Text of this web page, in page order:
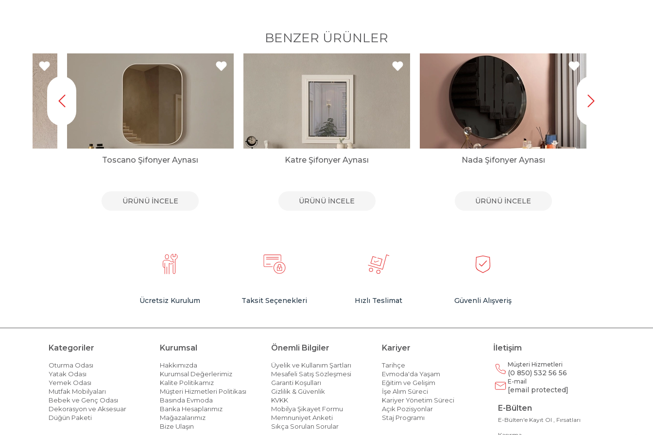
BENZER ÜRÜNLER
Toscano Şifonyer Aynası
ÜRÜNÜ İNCELE
Katre Şifonyer Aynası
ÜRÜNÜ İNCELE
Nada Şifonyer Aynası
ÜRÜNÜ İNCELE
Ücretsiz Kurulum Taksit Seçenekleri Hızlı Teslimat Güvenli Alışveriş
Kategoriler
Oturma Odası
Yatak Odası
Yemek Odası
Mutfak Mobilyaları
Bebek ve Genç Odası
Dekorasyon ve Aksesuar
Düğün Paketi
Kurumsal
Hakkımızda
Kurumsal Değerlerimiz
Kalite Politikamız
Müşteri Hizmetleri Politikası
Basında Evmoda
Banka Hesaplarımız
Mağazalarımız
Bize Ulaşın
Önemli Bilgiler
Üyelik ve Kullanım Şartları
Mesafeli Satış Sözleşmesi
Garanti Koşulları
Gizlilik & Güvenlik
KVKK
Mobilya Şikayet Formu
Memnuniyet Anketi
Sıkça Sorulan Sorular
Kariyer
Tarihçe
Evmoda'da Yaşam
Eğitim ve Gelişim
İşe Alım Süreci
Kariyer Yönetim Süreci
Açık Pozisyonlar
Staj Programı
İletişim
Müşteri Hizmetleri
(0 850) 532 56 56
E-mail
[email protected]
E-Bülten
E-Bülten'e Kayıt Ol , Fırsatları